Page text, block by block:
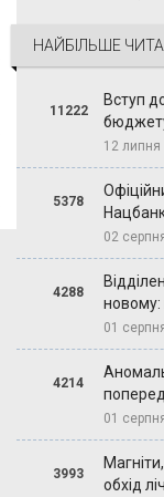
НАЙБІЛЬШЕ
11222
Вступ
12 липня
5378
02
4288
новому:
01
4214
01
3993
обхід